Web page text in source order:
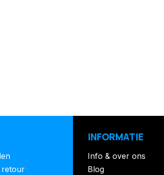
retour
INFORMATIE
Info & over ons
Blog